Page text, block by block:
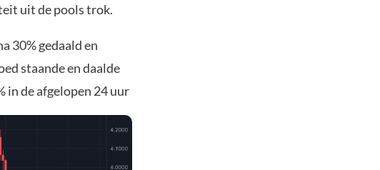
uit de pools trok.
30% gedaald en
staande en daalde
in de afgelopen 24 uur